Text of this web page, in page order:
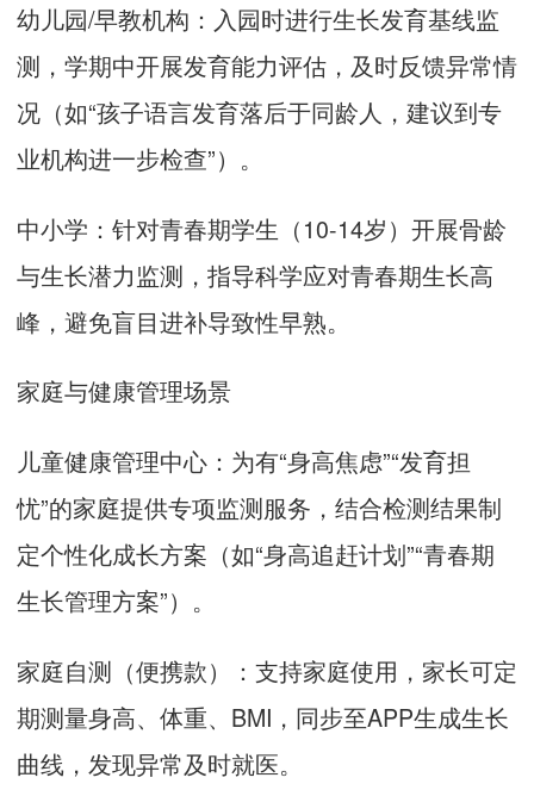
幼儿园/早教机构：入园时进行生长发育基线监
测，学期中开展发育能力评估，及时反馈异常情
况（如“孩子语言发育落后于同龄人，建议到专
业机构进一步检查”）。
中小学：针对青春期学生（10-14岁）开展骨龄
与生长潜力监测，指导科学应对青春期生长高
峰，避免盲目进补导致性早熟。
家庭与健康管理场景
儿童健康管理中心：为有“身高焦虑”“发育担
忧”的家庭提供专项监测服务，结合检测结果制
定个性化成长方案（如“身高追赶计划”“青春期
生长管理方案”）。
家庭自测（便携款）：支持家庭使用，家长可定
期测量身高、体重、BMI，同步至APP生成生长
曲线，发现异常及时就医。